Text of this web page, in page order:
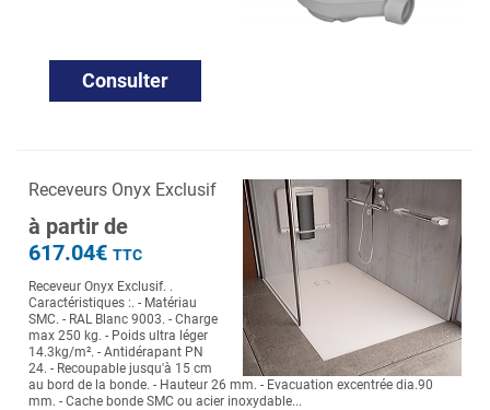
Consulter
Receveurs Onyx Exclusif
à partir de
617.04€ TTC
Receveur Onyx Exclusif. .
Caractéristiques :. - Matériau
SMC. - RAL Blanc 9003. - Charge
max 250 kg. - Poids ultra léger
14.3kg/m². - Antidérapant PN
24. - Recoupable jusqu'à 15 cm
au bord de la bonde. - Hauteur 26 mm. - Evacuation excentrée dia.90
mm. - Cache bonde SMC ou acier inoxydable...